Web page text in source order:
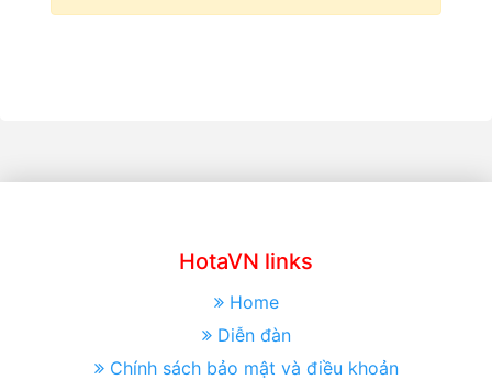
HotaVN links
Home
Diễn đàn
Chính sách bảo mật và điều khoản